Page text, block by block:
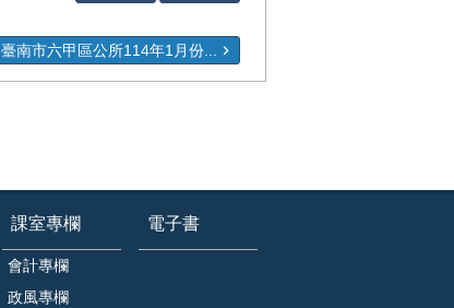
臺南市六甲區公所114年1月份...
課室專欄
會計專欄
政風專欄
電子書